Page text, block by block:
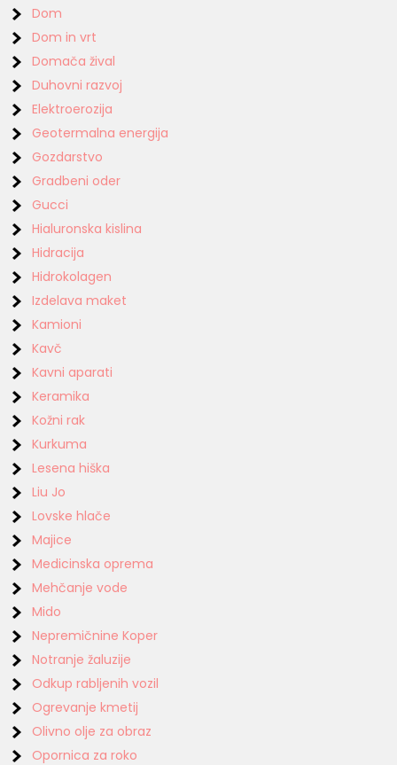
Dom
Dom in vrt
Domača žival
Duhovni razvoj
Elektroerozija
Geotermalna energija
Gozdarstvo
Gradbeni oder
Gucci
Hialuronska kislina
Hidracija
Hidrokolagen
Izdelava maket
Kamioni
Kavč
Kavni aparati
Keramika
Kožni rak
Kurkuma
Lesena hiška
Liu Jo
Lovske hlače
Majice
Medicinska oprema
Mehčanje vode
Mido
Nepremičnine Koper
Notranje žaluzije
Odkup rabljenih vozil
Ogrevanje kmetij
Olivno olje za obraz
Opornica za roko